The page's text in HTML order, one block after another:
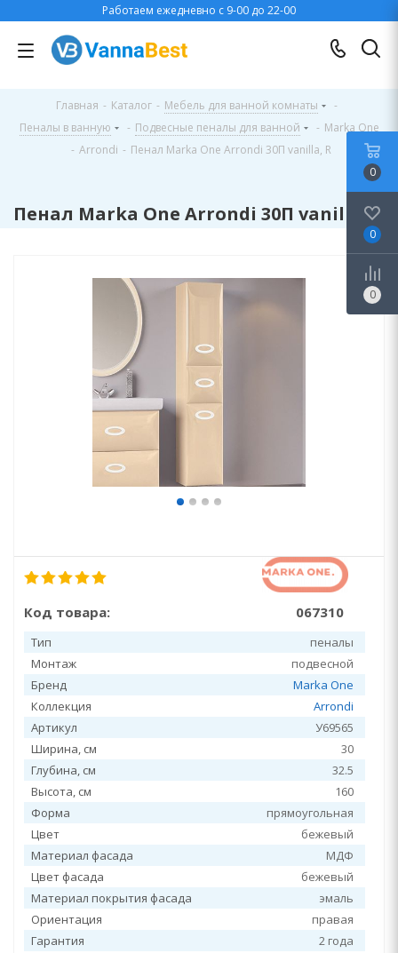
Работаем ежедневно с 9-00 до 22-00
Главная - Каталог - Мебель для ванной комнаты
-
Пеналы в ванную
- Подвесные пеналы для ванной - Marka One
- Arrondi - Пенал Marka One Arrondi 30П vanilla, R
Пенал Marka One Arrondi 30П vanilla, R
Код товара: 067310
Тип
пеналы
Монтаж
подвесной
Бренд
Marka One
Коллекция
Arrondi
Артикул
У69565
Ширина, см
30
Глубина, см
32.5
Высота, см
160
Форма
прямоугольная
Цвет
бежевый
Материал фасада
МДФ
Цвет фасада
бежевый
Материал покрытия фасада
эмаль
Ориентация
правая
Гарантия
2 года
0
0
0